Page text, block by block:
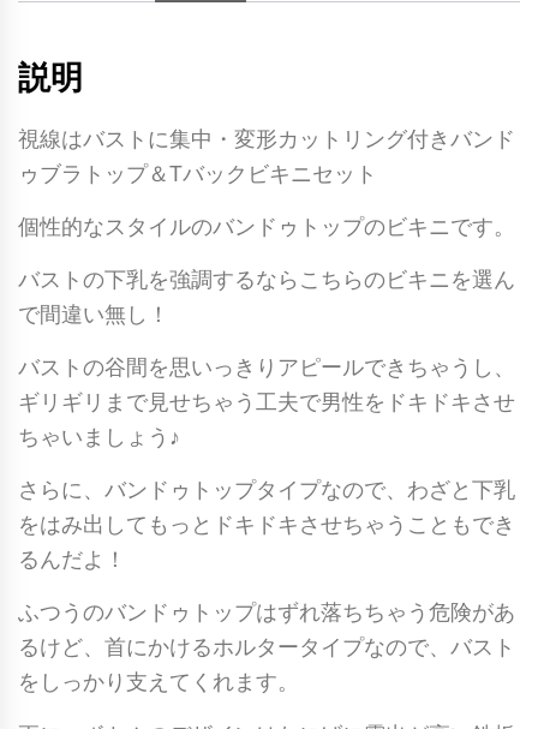
説明
視線はバストに集中・変形カットリング付きバンド
ゥブラトップ＆Tバックビキニセット
個性的なスタイルのバンドゥトップのビキニです。
バストの下乳を強調するならこちらのビキニを選ん
で間違い無し！
バストの谷間を思いっきりアピールできちゃうし、
ギリギリまで見せちゃう工夫で男性をドキドキさせ
ちゃいましょう♪
さらに、バンドゥトップタイプなので、わざと下乳
をはみ出してもっとドキドキさせちゃうこともでき
るんだよ！
ふつうのバンドゥトップはずれ落ちちゃう危険があ
るけど、首にかけるホルタータイプなので、バスト
をしっかり支えてくれます。